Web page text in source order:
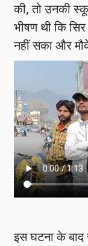
की, तो उनकी
भीषण थी कि
नहीं सका और
इस घटना के बाद